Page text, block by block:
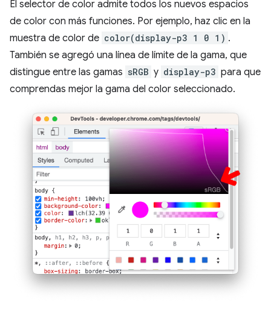
El selector de color admite todos los nuevos espacios
de color con más funciones. Por ejemplo, haz clic en la
muestra de color de color(display-p3 1 0 1) .
También se agregó una línea de límite de la gama, que
distingue entre las gamas sRGB y display-p3 para que
comprendas mejor la gama del color seleccionado.